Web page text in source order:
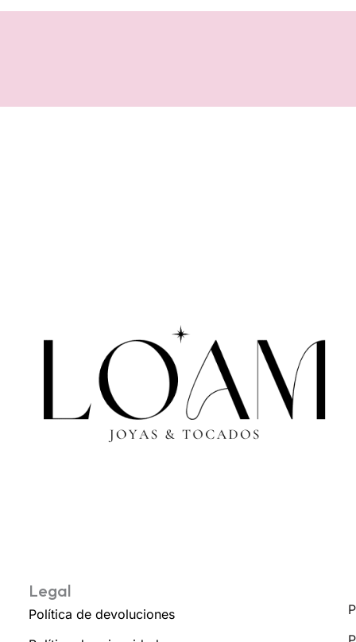
Legal
Política de devoluciones